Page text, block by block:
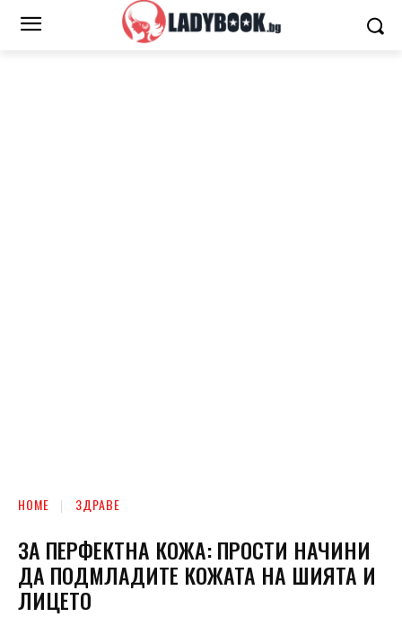
HOME ЗДРАВЕ
ЗА ПЕРФЕКТНА КОЖА: ПРОСТИ НАЧИНИ
ДА ПОДМЛАДИТЕ КОЖАТА НА ШИЯТА И
ЛИЦЕТО